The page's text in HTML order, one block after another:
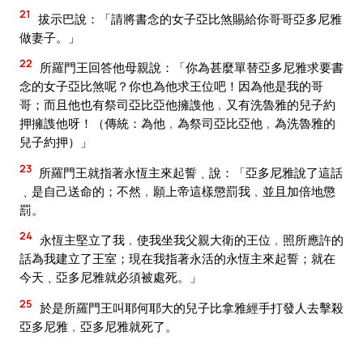
21
拔示巴說：「請將書念的女子亞比煞賜給你哥哥亞多尼雅
做妻子。」
22
所羅門王回答他母親說：「你為甚麼單替亞多尼雅求要書
念的女子亞比煞呢？你也為他求王位吧！因為他是我的哥
哥；而且他也有祭司亞比亞他擁謢他﹐又有洗魯雅的兒子約
押擁謢他呀！（傳統：為他﹐為祭司亞比亞他﹐為洗魯雅的
兒子約押）」
23
所羅門王就指著永恆主來起誓﹑說：「亞多尼雅說了這話
﹑是自己送命的；不然﹐願上帝這樣懲罰我﹐並且加倍地懲
罰。
24 永恆主堅立了我﹐使我坐我父親大衛的王位﹐照所應許的
話為我建立了王室；現在我指著永活的永恆主來起誓；就在
今天﹑亞多尼雅就必須被處死。」
25 於是所羅門王叫耶何耶大的兒子比拿雅經手打發人去擊殺
亞多尼雅﹐亞多尼雅就死了。